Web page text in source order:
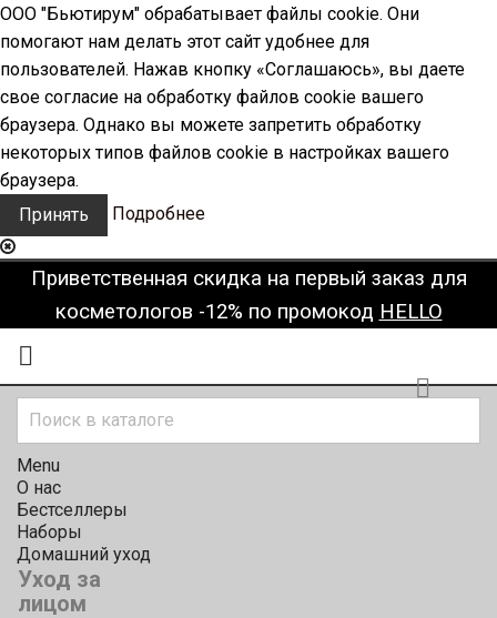
ООО "Бьютирум" обрабатывает файлы cookie. Они
помогают нам делать этот сайт удобнее для
пользователей. Нажав кнопку «Соглашаюсь», вы даете
свое согласие на обработку файлов cookie вашего
браузера. Однако вы можете запретить обработку
некоторых типов файлов cookie в настройках вашего
браузера.
Принять
Подробнее
Приветственная скидка на первый заказ для
косметологов -12% по промокод HELLO


Menu
О нас
Бестселлеры
Наборы
Домашний уход
Уход за
лицом